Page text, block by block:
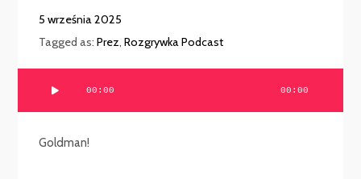
5 września 2025
Tagged as:Prez ,Rozgrywka Podcast
00:00 00:00
Goldman!